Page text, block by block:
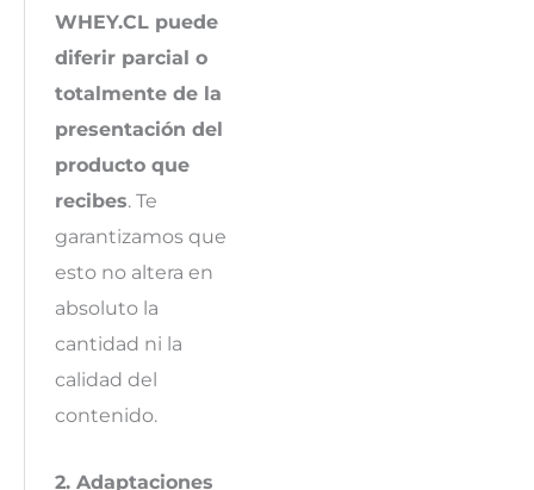
WHEY.CL puede
diferir parcial o
totalmente de la
presentación del
producto que
recibes. Te
garantizamos que
esto no altera en
absoluto la
cantidad ni la
calidad del
contenido.
2. Adaptaciones